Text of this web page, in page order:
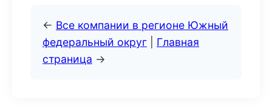
← Все компании в регионе Южный
федеральный округ
Главная
страница →